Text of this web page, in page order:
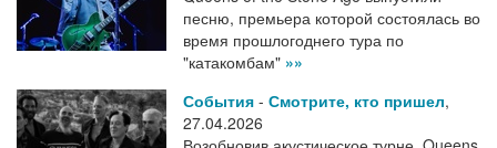
песню, премьера которой состоялась во
время прошлогоднего тура по
"катакомбам" »»
События - Смотрите, кто пришел,
27.04.2026